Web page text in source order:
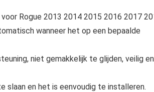
Rogue 2013 2014 2015 2016 2017
wanneer het op een bepaalde
niet gemakkelijk te glijden, veilig en
slaan en het is eenvoudig te installeren.